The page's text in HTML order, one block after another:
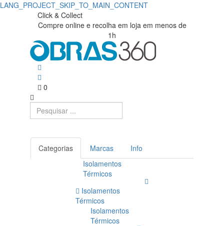
LANG_PROJECT_SKIP_TO_MAIN_CONTENT
Click & Collect
Compre online e recolha em loja em menos de
1h
0
Categorias Marcas
Info
Isolamentos
Térmicos
Isolamentos
Térmicos
Isolamentos
Térmicos